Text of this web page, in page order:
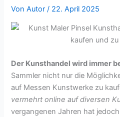
VonAutor/ 22. April 2025
Der Kunsthandel wird immer
Sammler nicht nur die
auf Messen Kunstwerke zu
vermehrt online auf diversen
vergangenen Jahren hat